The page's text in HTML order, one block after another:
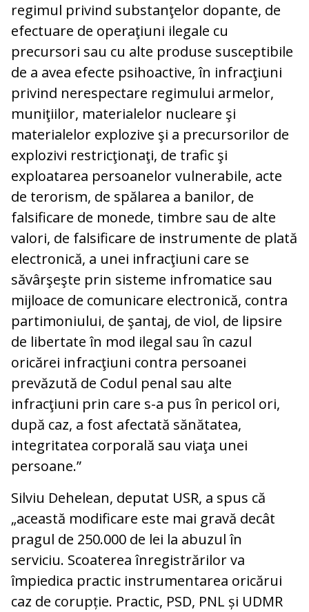
regimul privind substanţelor dopante, de
efectuare de operaţiuni ilegale cu
precursori sau cu alte produse susceptibile
de a avea efecte psihoactive, în infracţiuni
privind nerespectare regimului armelor,
muniţiilor, materialelor nucleare şi
materialelor explozive şi a precursorilor de
explozivi restricţionaţi, de trafic şi
exploatarea persoanelor vulnerabile, acte
de terorism, de spălarea a banilor, de
falsificare de monede, timbre sau de alte
valori, de falsificare de instrumente de plată
electronică, a unei infracţiuni care se
săvârşeşte prin sisteme infromatice sau
mijloace de comunicare electronică, contra
partimoniului, de şantaj, de viol, de lipsire
de libertate în mod ilegal sau în cazul
oricărei infracţiuni contra persoanei
prevăzută de Codul penal sau alte
infracţiuni prin care s-a pus în pericol ori,
după caz, a fost afectată sănătatea,
integritatea corporală sau viaţa unei
persoane.”
Silviu Dehelean, deputat USR, a spus că
„această modificare este mai gravă decât
pragul de 250.000 de lei la abuzul în
serviciu. Scoaterea înregistrărilor va
împiedica practic instrumentarea oricărui
caz de corupție. Practic, PSD, PNL și UDMR